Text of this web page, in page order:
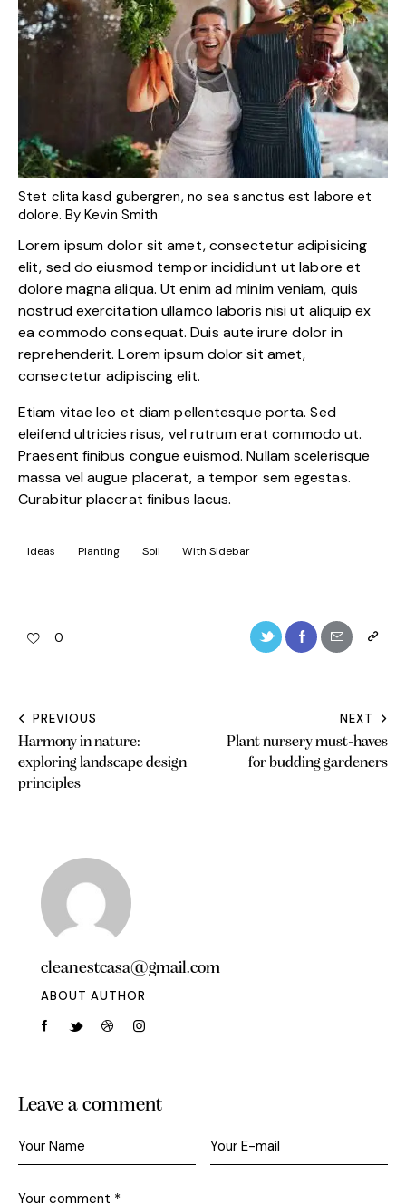
Stet clita kasd gubergren, no sea sanctus est labore et
dolore. ByKevin Smith
Lorem ipsum dolor sit amet, consectetur adipisicing
elit, sed do eiusmod tempor incididunt ut labore et
dolore magna aliqua. Ut enim ad minim veniam, quis
nostrud exercitation ullamco laboris nisi ut aliquip ex
ea commodo consequat. Duis aute irure dolor in
reprehenderit. Lorem ipsum dolor sit amet,
consectetur adipiscing elit.
Etiam vitae leo et diam pellentesque porta. Sed
eleifend ultricies risus, vel rutrum erat commodo ut.
Praesent finibus congue euismod. Nullam scelerisque
massa vel augue placerat, a tempor sem egestas.
Curabitur placerat finibus lacus.
Ideas Planting Soil With Sidebar
0
Post
navigation
PREVIOUS
Harmony in nature:
exploring landscape design
principles
NEXT
Plant nursery must-haves
for budding gardeners
cleanestcasa@gmail.com
ABOUT AUTHOR
Leave a comment